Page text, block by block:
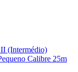
(Intermédio)
Calibre 25m